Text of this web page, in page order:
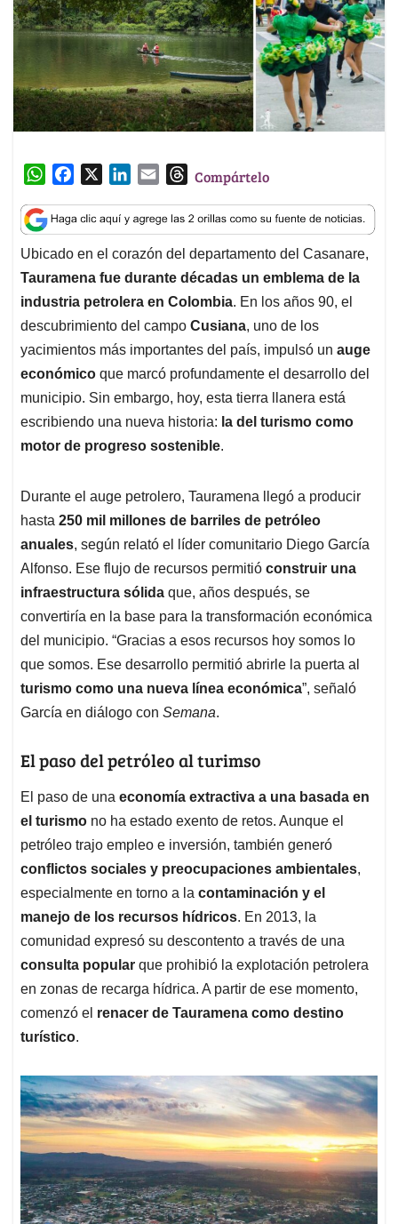
W
a
t
s
A
p
p
c
e
b
o
o
k
n
k
e
d
I
n
a
i
l
T
r
e
a
d
s
Compártelo
Ubicado en el corazón del departamento del Casanare,
Tauramena fue durante décadas un emblema de la
industria petrolera en Colombia. En los años 90, el
descubrimiento del campo Cusiana, uno de los
yacimientos más importantes del país, impulsó un auge
económico que marcó profundamente el desarrollo del
municipio. Sin embargo, hoy, esta tierra llanera está
escribiendo una nueva historia: la del turismo como
motor de progreso sostenible.
Durante el auge petrolero, Tauramena llegó a producir
hasta 250 mil millones de barriles de petróleo
anuales, según relató el líder comunitario Diego García
Alfonso. Ese flujo de recursos permitió construir una
infraestructura sólida que, años después, se
convertiría en la base para la transformación económica
del municipio. “Gracias a esos recursos hoy somos lo
que somos. Ese desarrollo permitió abrirle la puerta al
turismo como una nueva línea económica”, señaló
García en diálogo con Semana.
El paso del petróleo al turimso
El paso de una economía extractiva a una basada en
el turismo no ha estado exento de retos. Aunque el
petróleo trajo empleo e inversión, también generó
conflictos sociales y preocupaciones ambientales,
especialmente en torno a la contaminación y el
manejo de los recursos hídricos. En 2013, la
comunidad expresó su descontento a través de una
consulta popular que prohibió la explotación petrolera
en zonas de recarga hídrica. A partir de ese momento,
comenzó el renacer de Tauramena como destino
turístico.